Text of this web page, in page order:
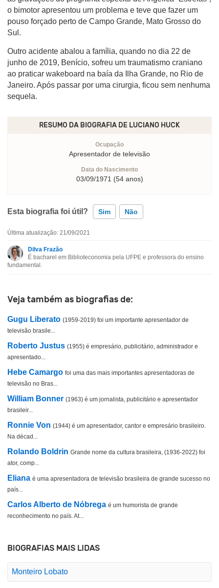
o bimotor apresentou um problema e teve que fazer um
pouso forçado perto de Campo Grande, Mato Grosso do
Sul.
Outro acidente abalou a família, quando no dia 22 de
junho de 2019, Benício, sofreu um traumatismo craniano
ao praticar wakeboard na baía da Ilha Grande, no Rio de
Janeiro. Após passar por uma cirurgia, ficou sem nenhuma
sequela.
RESUMO DA BIOGRAFIA DE LUCIANO HUCK
Ocupação
Apresentador de televisão
Data do Nascimento
03/09/1971 (54 anos)
Esta biografia foi útil? Sim Não
Esta biografia não tem a informação que procuro
Última atualização: 21/09/2021
Dilva Frazão
É bacharel em Biblioteconomia pela UFPE e professora do ensino
fundamental.
Veja também as biografias de:
Gugu Liberato (1959-2019) foi um importante apresentador de
televisão brasile...
Roberto Justus (1955) é empresário, publicitário, administrador e
apresentado...
Hebe Camargo foi uma das mais importantes apresentadoras de
televisão no Bras...
William Bonner (1963) é um jornalista, publicitário e apresentador
brasileir...
Ronnie Von (1944) é um apresentador, cantor e empresário brasileiro.
Na décad...
Rolando Boldrin Grande nome da cultura brasileira, (1936-2022) foi
ator, comp...
Eliana é uma apresentadora de televisão brasileira de grande sucesso no
país...
Carlos Alberto de Nóbrega é um humorista de grande
reconhecimento no país. At...
BIOGRAFIAS MAIS LIDAS
Monteiro Lobato